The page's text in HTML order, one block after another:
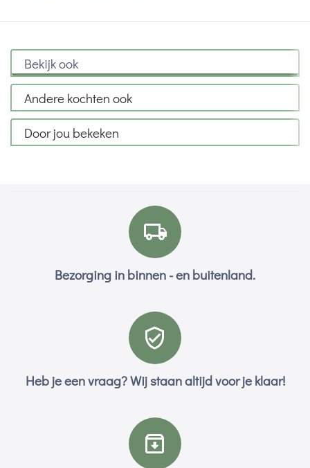
Bekijk ook
Andere kochten ook
Door jou bekeken
Bezorging in binnen - en buitenland.
Heb je een vraag? Wij staan altijd voor je klaar!